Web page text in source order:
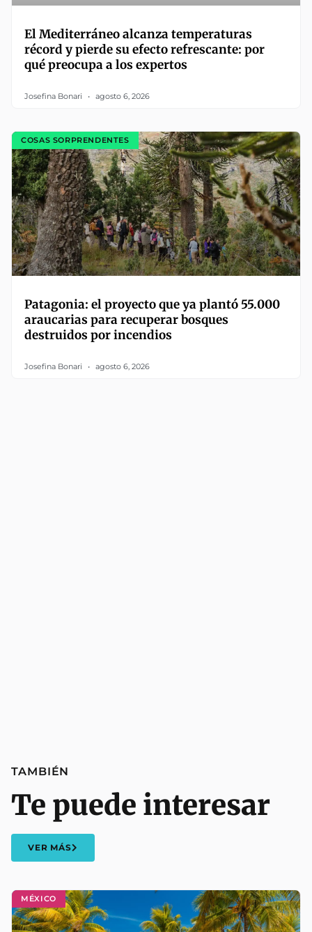
El Mediterráneo alcanza temperaturas
récord y pierde su efecto refrescante: por
qué preocupa a los expertos
Josefina Bonari agosto 6, 2026
COSAS SORPRENDENTES
Patagonia: el proyecto que ya plantó 55.000
araucarias para recuperar bosques
destruidos por incendios
Josefina Bonari agosto 6, 2026
MÉXICO
TAMBIÉN
Te puede interesar
VER MÁS